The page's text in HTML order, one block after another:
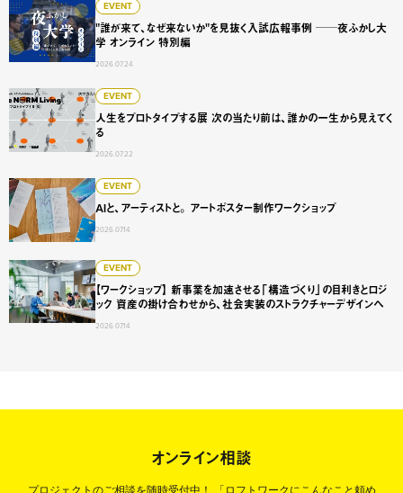
EVENT
"誰が来て、なぜ来ないか"を見抜く入試広報事例 ──夜ふかし大
学 オンライン 特別編
2026.07.24
"誰が来て、なぜ来ないか"を見抜く入試広報事例 ──夜ふか
EVENT
人生をプロトタイプする展 次の当たり前は、誰かの一生から見えてく
る
2026.07.22
人生をプロトタイプする展 次の当たり前は、誰かの一生か
EVENT
AIと、アーティストと。 アートポスター制作ワークショップ
2026.07.14
AIと、アーティストと。 アートポスター制作ワークショップ
EVENT
【ワークショップ】 新事業を加速させる「構造づくり」の目利きとロジ
ック 資産の掛け合わせから、社会実装のストラクチャーデザインへ
2026.07.14
【ワークショップ】 新事業を加速させる「構造づくり」の
オンライン相談
プロジェクトのご相談を随時受付中！
「ロフトワークにこんなこと頼め